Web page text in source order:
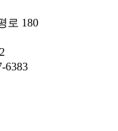
로 180
6383